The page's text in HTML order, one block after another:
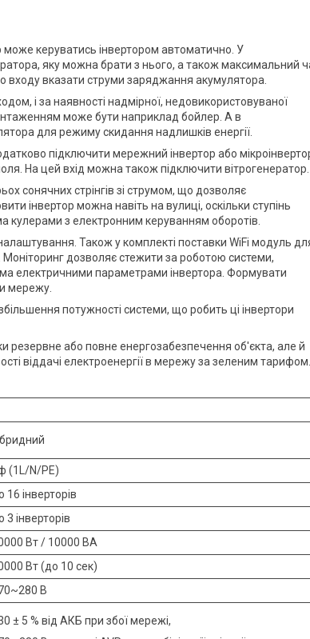
керуватись інвертором автоматично. У
яку можна брати з нього, а також максимальний
входу вказати струми заряджання акумулятора.
і за наявності надмірної, недовикористовуваної
може бути наприклад бойлер. А в
для режиму скидання надлишків енергії.
підключити мережний інвертор або
На цей вхід можна також підключити вітрогенератор.
сонячних стрінгів зі струмом, що дозволяє
інвертор можна навіть на вулиці, оскільки ступінь
кулерами з електронним керуванням оборотів.
Також у комплекті поставки WiFi модуль
Моніторинг дозволяє стежити за роботою системи,
електричними параметрами інвертора. Формувати
мережу.
потужності системи, що робить ці інвертори
резервне або повне енергозабезпечення об'єкта, але й
віддачі електроенергії в мережу за зеленим тарифом.
(1L/N/PE)
16 інверторів
3 інверторів
Вт / 10000 ВА
Вт (до 10 сек)
В
± 5 % від АКБ при збої мережі,